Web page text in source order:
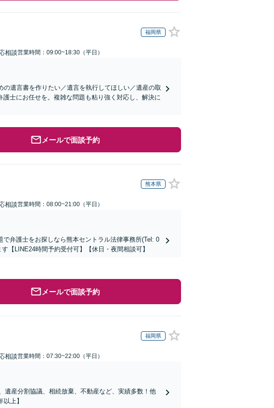
福岡県
相談営業時間：09:00~18:30（平日）
遺言書を作りたい／遺言を執行してほしい／遺産の取
士にお任せを。複雑な問題も粘り強く対応し、解決に
メールで面談予約
熊本県
相談営業時間：08:00~21:00（平日）
で弁護士をお探しなら熊本セントラル法律事務所(Tel: 0
【LINE24時間予約受付可】【休日・夜間相談可】
メールで面談予約
福岡県
相談営業時間：07:30~22:00（平日）
遺産分割協議、相続放棄、不動産など、実績多数！他
上】